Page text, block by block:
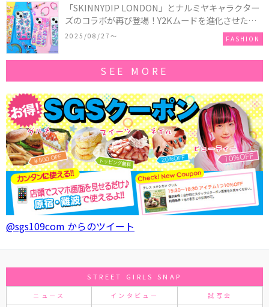
「SKINNYDIP LONDON」とナルミヤキャラクター
ズのコラボが再び登場！Y2Kムードを進化させた新
作コレクションを発売♪
2025/08/27〜 FASHION
SEE MORE
@sgs109com からのツイート
STREET GIRLS SNAP
ニュース インタビュー 試写会